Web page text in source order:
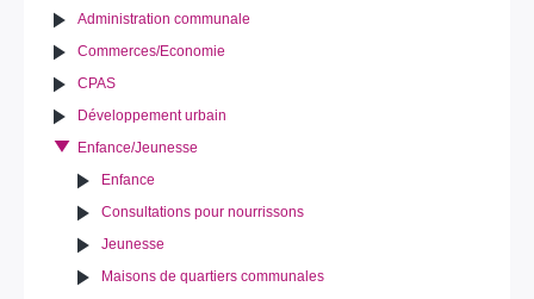
Administration communale
Commerces/Economie
CPAS
Développement urbain
Enfance/Jeunesse
Enfance
Consultations pour nourrissons
Jeunesse
Maisons de quartiers communales